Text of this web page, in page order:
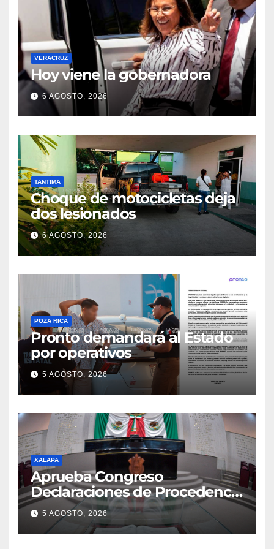
VERACRUZ
Hoy viene la gobernadora
6 AGOSTO, 2026
TANTIMA
Choque de motocicletas deja
dos lesionados
6 AGOSTO, 2026
POZA RICA
Pronto demandará al Estado
por operativos
5 AGOSTO, 2026
XALAPA
Aprueba Congreso
Declaraciones de Procedencia
en contra de dos munícipes
5 AGOSTO, 2026